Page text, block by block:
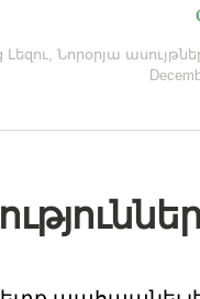
Լեզու, Նորօրյա